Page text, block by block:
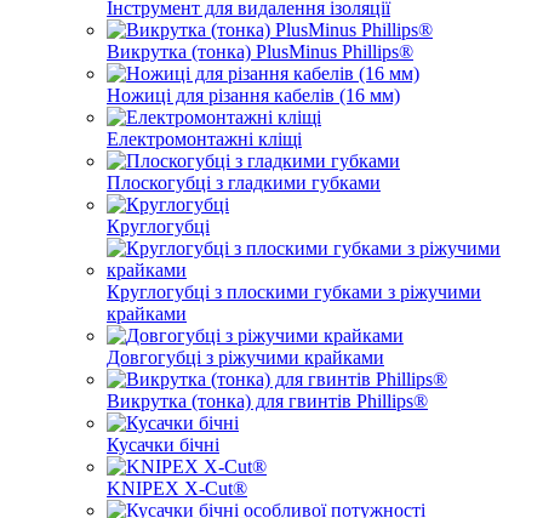
Інструмент для видалення ізоляції
Викрутка (тонка) PlusMinus Phillips®
Ножиці для різання кабелів (16 мм)
Електромонтажні кліщі
Плоскогубці з гладкими губками
Круглогубці
Круглогубці з плоскими губками з ріжучими
крайками
Довгогубці з ріжучими крайками
Викрутка (тонка) для гвинтів Phillips®
Кусачки бічні
KNIPEX X-Cut®